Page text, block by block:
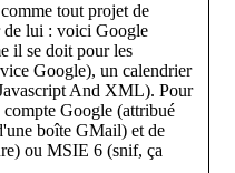
tout projet de
de lui : voici Google
il se doit pour les
Google), un calendrier
And XML). Pour
Google (attribué
boîte GMail) et de
ou MSIE 6 (snif, ça